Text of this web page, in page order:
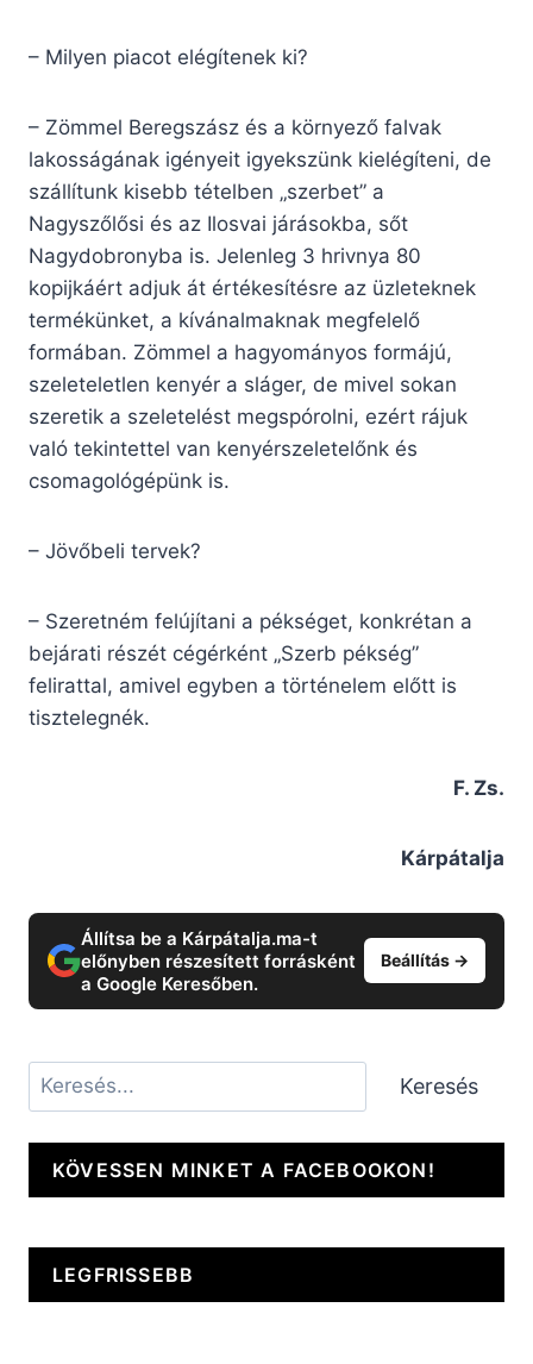
– Milyen piacot elégítenek ki?
– Zömmel Beregszász és a környező falvak
lakosságának igényeit igyekszünk kielégíteni, de
szállítunk kisebb tételben „szerbet” a
Nagyszőlősi és az Ilosvai járásokba, sőt
Nagydobronyba is. Jelenleg 3 hrivnya 80
kopijkáért adjuk át értékesítésre az üzleteknek
termékünket, a kívánalmaknak megfelelő
formában. Zömmel a hagyományos formájú,
szeleteletlen kenyér a sláger, de mivel sokan
szeretik a szeletelést megspórolni, ezért rájuk
való tekintettel van kenyérszeletelőnk és
csomagológépünk is.
– Jövőbeli tervek?
– Szeretném felújítani a pékséget, konkrétan a
bejárati részét cégérként „Szerb pékség”
felirattal, amivel egyben a történelem előtt is
tisztelegnék.
F. Zs.
Kárpátalja
Állítsa be a Kárpátalja.ma-t
előnyben részesített forrásként
a Google Keresőben.
Beállítás →
Keresés Keresés
KÖVESSEN MINKET A FACEBOOKON!
LEGFRISSEBB